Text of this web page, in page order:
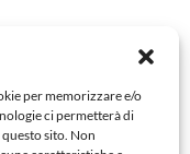
per memorizzare e/o
ci permetterà di
sito. Non